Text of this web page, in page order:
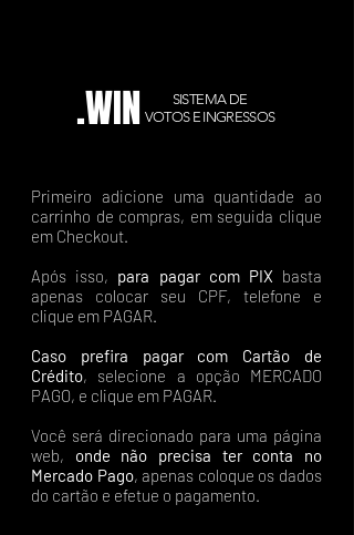
.WIN
SISTEMA DE
VOTOS E INGRESSOS
Primeiro adicione uma quantidade ao
carrinho de compras, em seguida clique
em Checkout.
Após isso, para pagar com PIX basta
apenas colocar seu CPF, telefone e
clique em PAGAR.
Caso prefira pagar com Cartão de
Crédito, selecione a opção MERCADO
PAGO, e clique em PAGAR.
Você será direcionado para uma página
web, onde não precisa ter conta no
Mercado Pago, apenas coloque os dados
do cartão e efetue o pagamento.